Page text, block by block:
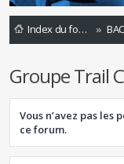
Index du forum
Groupe Trail
Vous n’avez pas
ce forum.